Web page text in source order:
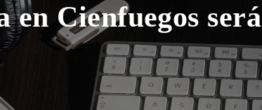
en Cienfuegos será